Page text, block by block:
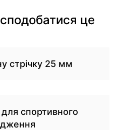
це
стрічку 25 мм
спортивного